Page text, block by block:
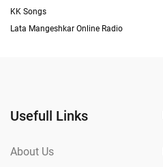
KK Songs
Lata Mangeshkar Online Radio
Usefull Links
About Us